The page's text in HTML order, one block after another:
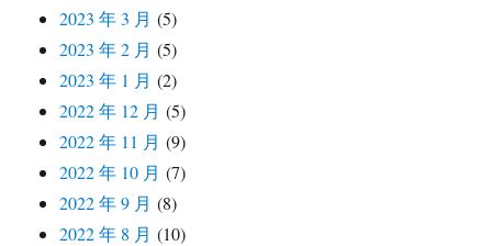
2023 年 3 月 (5)
2023 年 2 月 (5)
2023 年 1 月 (2)
2022 年 12 月 (5)
2022 年 11 月 (9)
2022 年 10 月 (7)
2022 年 9 月 (8)
2022 年 8 月 (10)